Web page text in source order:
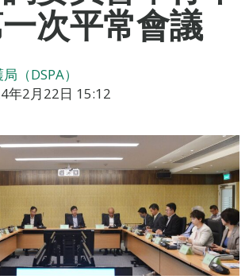
次平常會議
（DSPA）
年2月22日 15:12